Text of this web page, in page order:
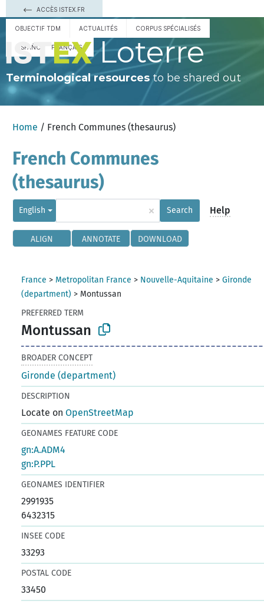
ACCÈS ISTEX.FR
OBJECTIF TDM ACTUALITÉS CORPUS SPÉCIALISÉS
ESPAÑOL FRANÇAIS Loterre
Terminological resourcesto be shared out
Home / French Communes (thesaurus)
French Communes
(thesaurus)
English × Search Help
ALIGN ANNOTATE DOWNLOAD
France > Metropolitan France > Nouvelle-Aquitaine >Gironde
(department) > Montussan
PREFERRED TERM
Montussan
BROADER CONCEPT
Gironde (department)
DESCRIPTION
Locate onOpenStreetMap
GEONAMES FEATURE CODE
gn:A.ADM4
gn:P.PPL
GEONAMES IDENTIFIER
2991935
6432315
INSEE CODE
33293
POSTAL CODE
33450